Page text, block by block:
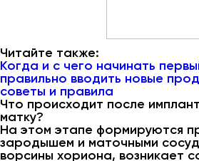
Читайте также:
Когда и с чего начинать
правильно вводить новые
советы и правила
Что происходит после
матку?
На этом этапе формируются
зародышем и маточными
ворсины хориона, возникает